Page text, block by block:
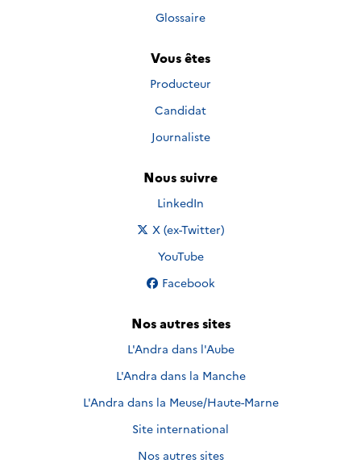
Glossaire
Vous êtes
Producteur
Candidat
Journaliste
Nous suivre
Nous suivre sur
LinkedIn
Nous suivre sur
X (ex-Twitter)
Nous suivre sur
YouTube
Nous suivre sur
Facebook
Nos autres sites
L'Andra dans l'Aube
L'Andra dans la Manche
L'Andra dans la Meuse/Haute-Marne
Site international
Nos autres sites